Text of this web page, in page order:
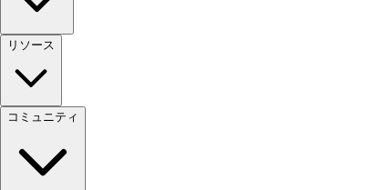
リソース
コミュニティ